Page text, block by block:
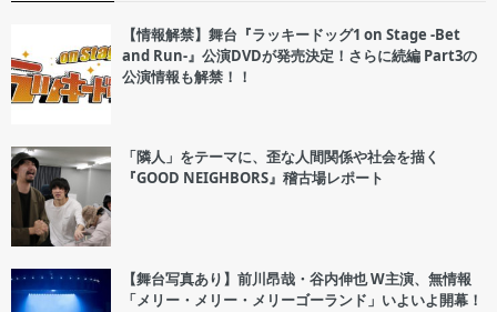
【情報解禁】舞台『ラッキードッグ1 on Stage -Bet
and Run-』公演DVDが発売決定！さらに続編 Part3の
公演情報も解禁！！
「隣人」をテーマに、歪な人間関係や社会を描く
『GOOD NEIGHBORS』稽古場レポート
【舞台写真あり】前川昂哉・谷内伸也 W主演、無情報
「メリー・メリー・メリーゴーランド」いよいよ開幕！